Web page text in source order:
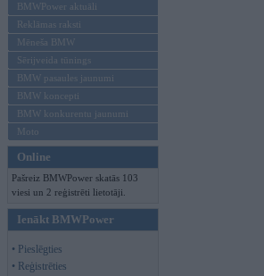
BMWPower aktuāli
Reklāmas raksti
Mēneša BMW
Sērijveida tūnings
BMW pasaules jaunumi
BMW koncepti
BMW konkurentu jaunumi
Moto
Online
Pašreiz BMWPower skatās 103
viesi un 2 reģistrēti lietotāji.
Ienākt BMWPower
• Pieslēgties
• Reģistrēties